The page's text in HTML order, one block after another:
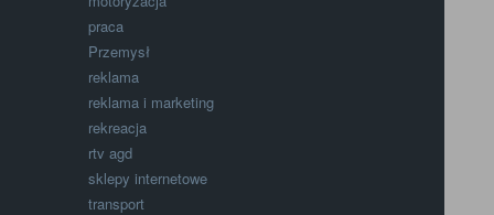
praca
Przemysł
reklama
reklama i marketing
rekreacja
rtv agd
sklepy internetowe
transport